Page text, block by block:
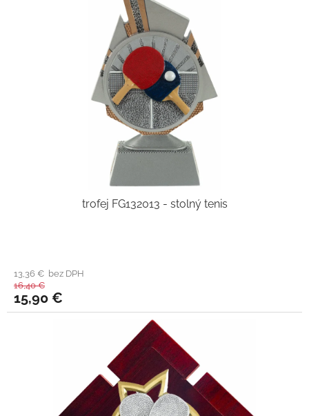
trofej FG132013 - stolný tenis
13,36 € bez DPH
16,40 €
15,90 €